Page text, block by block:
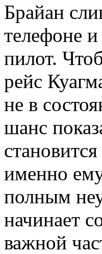
Брайан
телефоне
пилот.
рейс
не в
шанс
именно
полным
начинает
важной